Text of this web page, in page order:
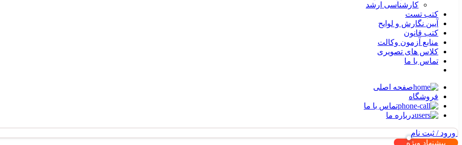
کارشناسی ارشد
کتب تست
آیین نگارش و لوایح
کتب قانون
منابع آزمون وکالت
کلاس های تصویری
تماس با ما
صفحه اصلی
فروشگاه
تماس با ما
درباره ما
ورود / ثبت نام
پیشنهاد ویژه